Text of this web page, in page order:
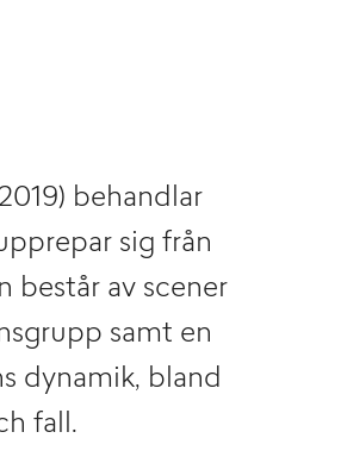
behandlar
sig från
består av scener
samt en
dynamik, bland
fall.